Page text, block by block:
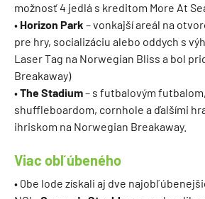
možnosť 4 jedlá s kreditom More At
• Horizon Park – vonkajší areál na
pre hry, socializáciu alebo oddych s
Laser Tag na Norwegian Bliss a bol
Breakaway)
•The Stadium– s futbalovým
shuffleboardom, cornhole a ďalšími
ihriskom na Norwegian Breakaway.
Viac obľúbeného
• 0be lode získali aj dve